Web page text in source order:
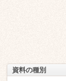
資料の種別